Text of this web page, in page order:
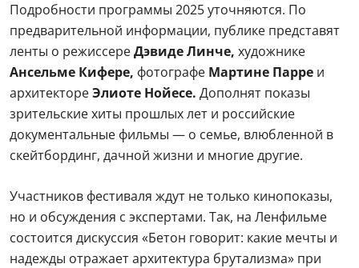
Подробности программы 2025 уточняются. По
предварительной информации, публике представят
ленты о режиссереДэвиде Линче, художнике
Ансельме Кифере, фотографе Мартине Парре и
архитектореЭлиоте Нойесе. Дополнят показы
зрительские хиты прошлых лет и российские
документальные фильмы — о семье, влюбленной в
скейтбординг, дачной жизни и многие другие.
Участников фестиваля ждут не только кинопоказы,
но и обсуждения с экспертами. Так, на Ленфильме
состоится дискуссия «Бетон говорит: какие мечты и
надежды отражает архитектура брутализма» при